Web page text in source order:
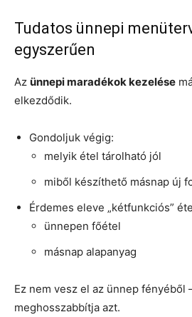
Tudatos ünnepi
egyszerűen
Az ünnepi maradékok kezelése
elkezdődik.
Gondoljuk végig:
melyik étel tárolható jól
miből készíthető másnap új
Érdemes eleve „kétfunkciós”
ünnepen főétel
másnap alapanyag
Ez nem vesz el az ünnep fényéből
meghosszabbítja azt.